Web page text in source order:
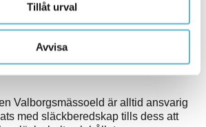
Tillåt urval
Avvisa
storlek bör begränsas till 8 meter i
på höjden. Vid placering av
och vägar.
Valborgsmässoeld är alltid ansvarig
med släckberedskap tills dess att